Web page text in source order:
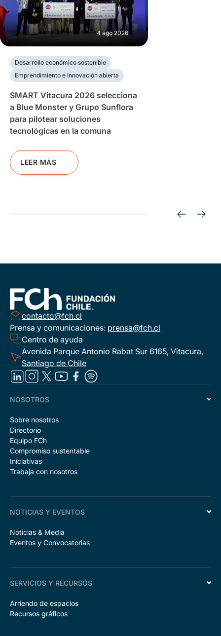
4 ago 2026
Desarrollo económico sostenible
Emprendimiento e Innovación abierta
SMART Vitacura 2026 selecciona
a Blue Monster y Grupo Sunflora
para pilotear soluciones
tecnológicas en la comuna
LEER MÁS
contacto@fch.cl
Prensa y comunicaciones: prensa@fch.cl
Centro de ayuda
Avenida Parque Antonio Rabat Sur 6165, Vitacura,
Santiago de Chile
NOSOTROS
Sobre nosotros
Directorio
Equipo FCh
Compromiso sustentable
Iniciativas
Trabaja con nosotros
NOTICIAS Y EVENTOS
Noticias & Media
Eventos y Convocatorias
SERVICIOS Y RECURSOS
Arriendo de espacios
Recursos gráficos